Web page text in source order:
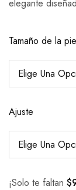
elegante
Tamaño de la
Ajuste
¡Solo te faltan $